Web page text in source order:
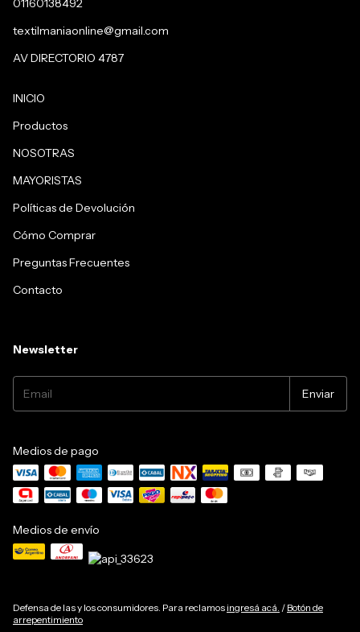
01160138492
textilmaniaonline@gmail.com
AV DIRECTORIO 4787
INICIO
Productos
NOSOTRAS
MAYORISTAS
Políticas de Devolución
Cómo Comprar
Preguntas Frecuentes
Contacto
Newsletter
Medios de pago
Medios de envío
Defensa de las y los consumidores. Para reclamos ingresá acá. / Botón de
arrepentimiento